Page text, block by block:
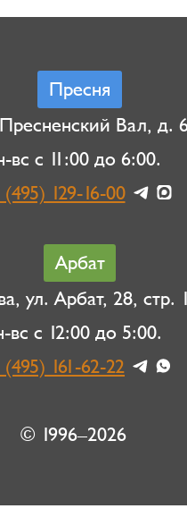
Пресня
Вал, д.
вс с 11:00 до 6:00.
129-16-00
Арбат
ул. Арбат, 28, стр.
вс с 12:00 до 5:00.
161-62-22
© 1996–2026